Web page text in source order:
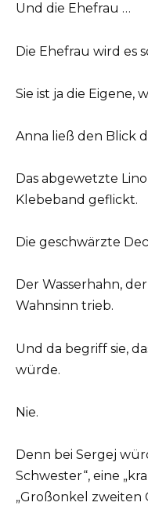
Und die Ehefrau …
Die Ehefrau wird es
Sie ist ja die Eigene,
Anna ließ den Blick
Das abgewetzte
Klebeband geflickt.
Die geschwärzte
Der Wasserhahn,
Wahnsinn trieb.
Und da begriff sie,
würde.
Nie.
Denn bei Sergej
Schwester“, eine
„Großonkel zweiten